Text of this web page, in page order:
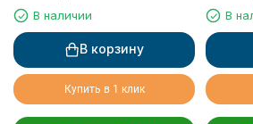
В наличии
В корзину
Купить в 1 клик
для
мрамор
В